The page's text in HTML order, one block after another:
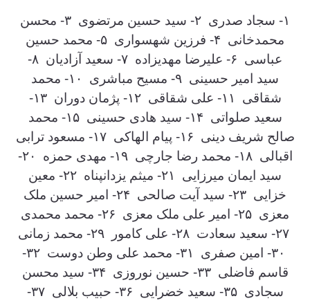
۱- سجاد صدری ۲- سید حسین مرتضوی ۳- محسن
محمدخانی ۴- فرزین شهسواری ۵- محمد حسین
عباسی ۶- علیرضا مهدیزاده ۷- سعید آزادیان ۸-
سید امیر حسینی ۹- مسیح مباشری ۱۰- محمد
شقاقی ۱۱- علی شقاقی ۱۲- پژمان دوران ۱۳-
سعید صلواتی ۱۴- سید هادی حسینی ۱۵- محمد
صالح شریف دینی ۱۶- پیام الهاکی ۱۷- مسعود ترابی
اقبالی ۱۸- محمد رضا جارچی ۱۹- مهدی حمزه ۲۰-
سید ایمان میرزایی ۲۱- میثم یزدانپناه ۲۲- معین
خزایی ۲۳- سید آیت صالحی ۲۴- امیر حسین ملک
معزی ۲۵- امیر علی ملک معزی ۲۶- محمد محمدی
۲۷- سعید سعادت ۲۸- علی کامور ۲۹- محمد زمانی
۳۰- امین صفری ۳۱- محمد علی وطن دوست ۳۲-
قاسم فاضلی ۳۳- حسین نوروزی ۳۴- سید محسن
سجادی ۳۵- سعید خضرایی ۳۶- حبیب بلالی ۳۷-